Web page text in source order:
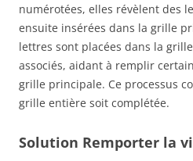
numérotées, elles révèlent des
ensuite insérées dans la grille
lettres sont placées dans la
associés, aidant à remplir
grille principale. Ce processus
grille entière soit complétée.
Solution Remporter la